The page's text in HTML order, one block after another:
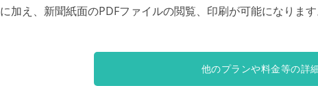
に加え、新聞紙面のPDFファイルの閲覧、印刷が可能になります
他のプランや料金等の詳